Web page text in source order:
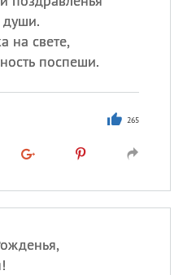
души.
на свете,
поспеши.
265